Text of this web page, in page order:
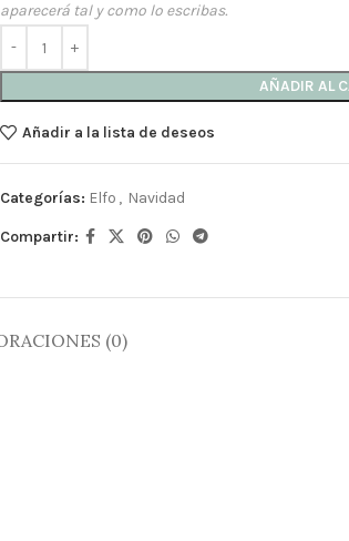
aparecerá tal y como lo escribas.
AÑADIR AL
Añadir a la lista de deseos
Categorías: Elfo , Navidad
Compartir:
(0)